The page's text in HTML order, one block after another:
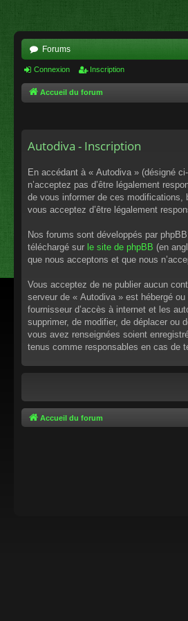
Forums
Connexion Inscription
Accueil du forum
Autodiva - Inscription
En accédant à « Autodiva » (désigné
n’acceptez pas d’être légalement
de vous informer de ces modifications,
vous acceptez d’être légalement
Nos forums sont développés par
téléchargé sur le site de phpBB (en
que nous acceptons et que nous
Vous acceptez de ne publier aucun
serveur de « Autodiva » est hébergé
fournisseur d’accès à internet et les
supprimer, de modifier, de déplacer ou
vous avez renseignées soient
tenus comme responsables en cas de
Accueil du forum